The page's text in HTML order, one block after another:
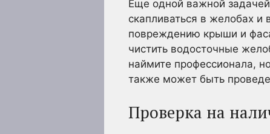
Еще одной важной
скапливаться в желобах
повреждению крыши и
чистить водосточные
наймите профессионала,
также может быть
Проверка на